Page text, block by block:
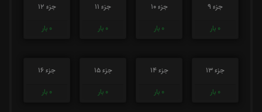
جزء 9
0 بار
جزء 10
0 بار
جزء 11
0 بار
جزء 12
0 بار
جزء 13
0 بار
جزء 14
0 بار
جزء 15
0 بار
جزء 16
0 بار